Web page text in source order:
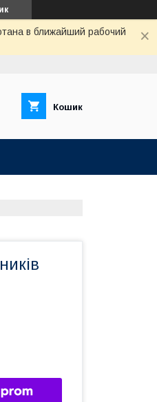
в ближайший рабочий
Кошик